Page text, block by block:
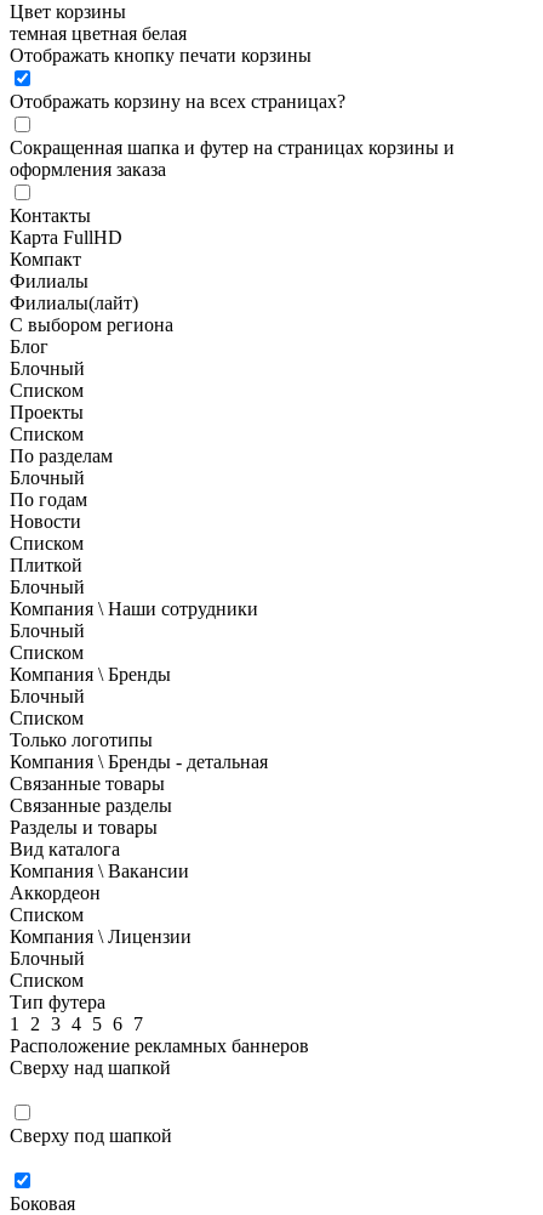
Цвет корзины
темная цветная белая
Отображать кнопку печати корзины
Отображать корзину на всех страницах?
Сокращенная шапка и футер на страницах корзины и
оформления заказа
Контакты
Карта FullHD
Компакт
Филиалы
Филиалы(лайт)
С выбором региона
Блог
Блочный
Списком
Проекты
Списком
По разделам
Блочный
По годам
Новости
Списком
Плиткой
Блочный
Компания \ Наши сотрудники
Блочный
Списком
Компания \ Бренды
Блочный
Списком
Только логотипы
Компания \ Бренды - детальная
Связанные товары
Связанные разделы
Разделы и товары
Вид каталога
Компания \ Вакансии
Аккордеон
Списком
Компания \ Лицензии
Блочный
Списком
Тип футера
1
2 3 4 5 6 7
Расположение рекламных баннеров
Сверху над шапкой
Сверху под шапкой
Боковая